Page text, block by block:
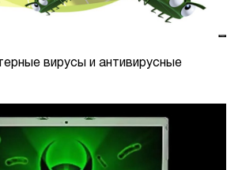
вирусы и антивирусные